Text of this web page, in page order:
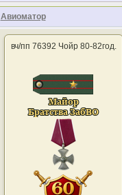
Авиоматор
вч/пп 76392 Чойр 80-82год.